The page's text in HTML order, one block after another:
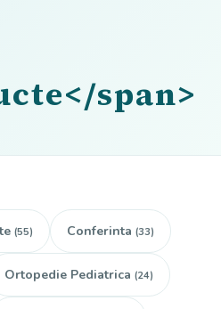
span>
(55) Conferinta (33)
Ortopedie Pediatrica (24)